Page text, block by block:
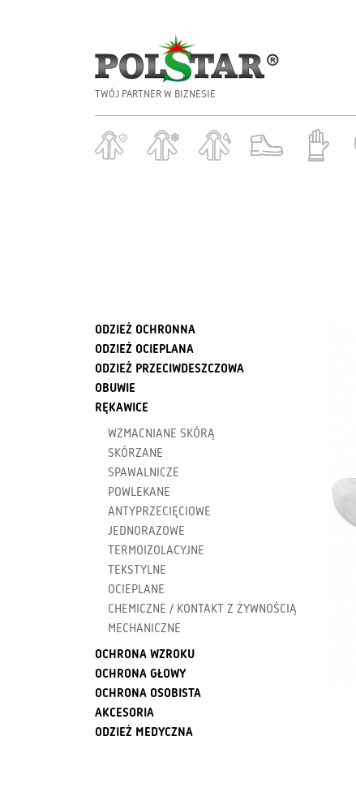
TWÓJ PARTNER W BIZNESIE
ODZIEŻ OCHRONNA
ODZIEŻ OCIEPLANA
ODZIEŻ PRZECIWDESZCZOWA
OBUWIE
RĘKAWICE
WZMACNIANE SKÓRĄ
SKÓRZANE
SPAWALNICZE
POWLEKANE
ANTYPRZECIĘCIOWE
JEDNORAZOWE
TERMOIZOLACYJNE
TEKSTYLNE
OCIEPLANE
CHEMICZNE / KONTAKT Z ŻYWNOŚCIĄ
MECHANICZNE
OCHRONA WZROKU
OCHRONA GŁOWY
OCHRONA OSOBISTA
AKCESORIA
ODZIEŻ MEDYCZNA